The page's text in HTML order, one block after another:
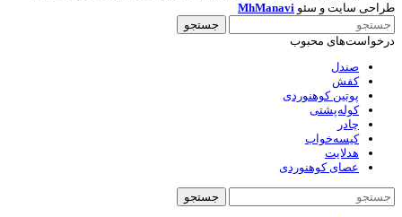
طراحی سایت و سئو MhManavi
جستجو
درخواست‌های محبوب
صندل
کفش
پوتین کوهنوردی
کوله‌پشتی
چادر
کیسه‌خواب
هدلایت
عصای کوهنوردی
جستجو